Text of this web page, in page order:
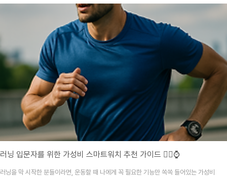
고 반발력 우수참고가: ₩150,000대2. 인피니티 런 4 – 부상 방지 특화특징: Flyknit
어퍼 + 쿠셔닝 특화 미드솔추천 대상: 무릎/발목 부상 걱정 많은 러너장점: 지지력, 쿠션
감 최상단점: 약간 무거움참고가: ₩180,000대3. 보메로 18 – 중장거리..
러닝 입문자를 위한 가성비 스마트워치 추천 가이드 🏃‍♀️⌚
러닝을 막 시작한 분들이라면, 운동할 때 나에게 꼭 필요한 기능만 쏙쏙 들어있는 가성비